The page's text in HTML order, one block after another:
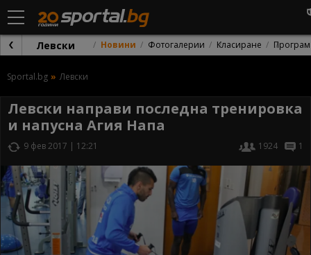
Левски Новини Фотогалерии Класиране
Sportal.bg Левски
Левски направи последна тренировка
и напусна Агия Напа
9 фев 2017 | 12:21 1924 1